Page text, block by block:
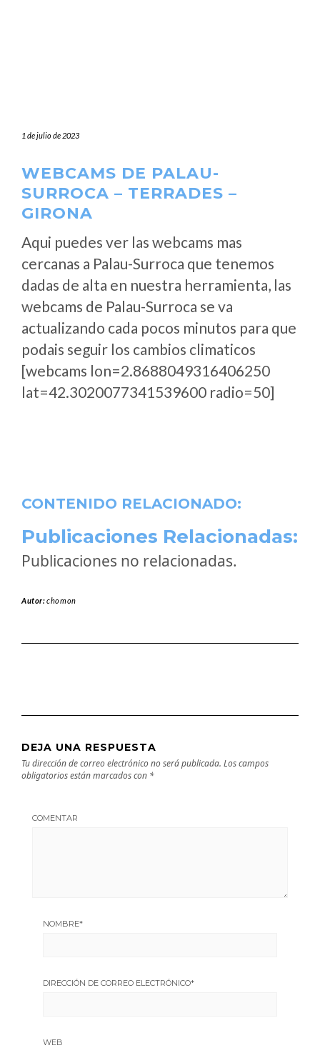
1 de julio de 2023
WEBCAMS DE PALAU-
SURROCA – TERRADES –
GIRONA
Aqui puedes ver las webcams mas
cercanas a Palau-Surroca que tenemos
dadas de alta en nuestra herramienta, las
webcams de Palau-Surroca se va
actualizando cada pocos minutos para que
podais seguir los cambios climaticos
[webcams lon=2.8688049316406250
lat=42.3020077341539600 radio=50]
CONTENIDO RELACIONADO:
Publicaciones Relacionadas:
Publicaciones no relacionadas.
Autor:chomon
DEJA UNA RESPUESTA
Tu dirección de correo electrónico no será publicada. Los campos
obligatorios están marcados con *
COMENTAR
NOMBRE*
DIRECCIÓN DE CORREO ELECTRÓNICO*
WEB